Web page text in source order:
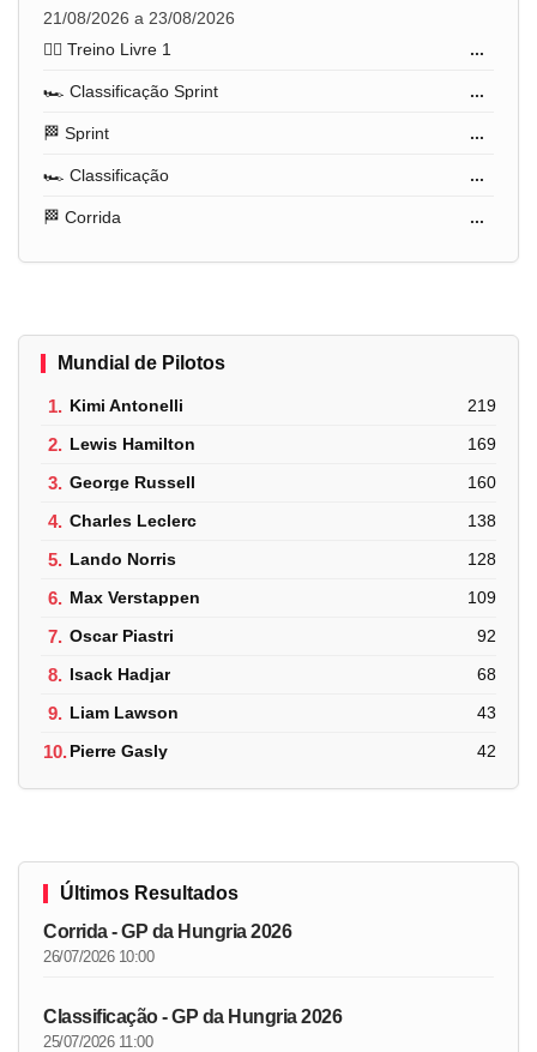
21/08/2026 a 23/08/2026
🏋️‍♂️ Treino Livre 1
...
🏎️ Classificação Sprint ...
🏁 Sprint ...
🏎️ Classificação ...
🏁 Corrida ...
Mundial de Pilotos
1. Kimi Antonelli 219
2. Lewis Hamilton 169
3. George Russell 160
4. Charles Leclerc 138
5. Lando Norris 128
6. Max Verstappen 109
7. Oscar Piastri 92
8. Isack Hadjar 68
9. Liam Lawson 43
10.Pierre Gasly 42
Últimos Resultados
Corrida - GP da Hungria 2026
26/07/2026 10:00
Classificação - GP da Hungria 2026
25/07/2026 11:00